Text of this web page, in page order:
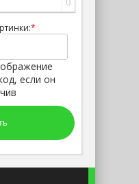
0
*